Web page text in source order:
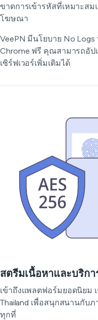
ขาดการเข้ารหัสที่เหมาะส
โฆษณา
VeePN มีนโยบาย No
Chrome ฟรี คุณสามารถอัป
เซิร์ฟเวอร์เพิ่มเติมได้
สตรีมเนื้อหาและบริก
เข้าถึงแพลตฟอร์มยอดนิยม
Thailand เพื่อสนุกสนานกับ
ทุกที่